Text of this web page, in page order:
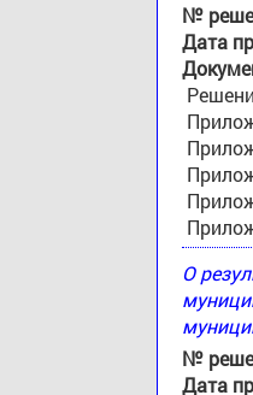
№
Дата
О
№
Дата